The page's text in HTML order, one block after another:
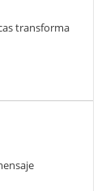
transforma